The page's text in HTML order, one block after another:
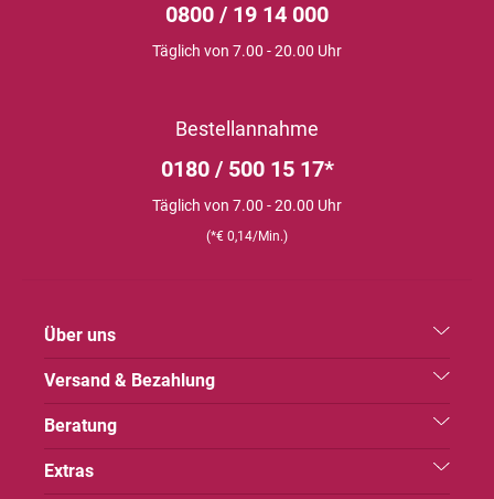
0800 / 19 14 000
Täglich von 7.00 - 20.00 Uhr
Bestellannahme
0180 / 500 15 17*
Täglich von 7.00 - 20.00 Uhr
(*€ 0,14/Min.)
Über uns
Versand & Bezahlung
Beratung
Extras